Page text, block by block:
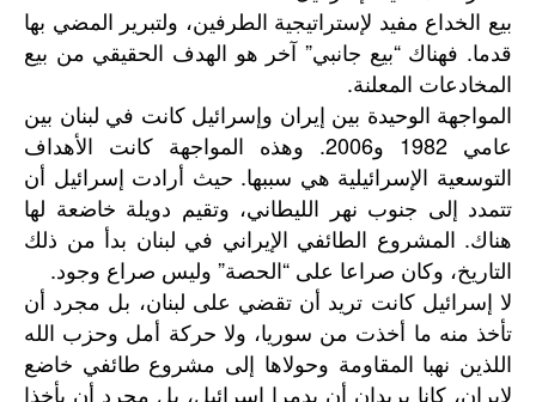
بيع الخداع مفيد لإستراتيجية الطرفين، ولتبرير المضي بها
قدما. فهناك “بيع جانبي” آخر هو الهدف الحقيقي من بيع
المخادعات المعلنة.
المواجهة الوحيدة بين إيران وإسرائيل كانت في لبنان بين
عامي 1982 و2006. وهذه المواجهة كانت الأهداف
التوسعية الإسرائيلية هي سببها. حيث أرادت إسرائيل أن
تتمدد إلى جنوب نهر الليطاني، وتقيم دويلة خاضعة لها
هناك. المشروع الطائفي الإيراني في لبنان بدأ من ذلك
التاريخ، وكان صراعا على “الحصة” وليس صراع وجود.
لا إسرائيل كانت تريد أن تقضي على لبنان، بل مجرد أن
تأخذ منه ما أخذت من سوريا، ولا حركة أمل وحزب الله
اللذين نهبا المقاومة وحولاها إلى مشروع طائفي خاضع
لإيران، كانا يريدان أن يدمرا إسرائيل، بل مجرد أن يأخذا